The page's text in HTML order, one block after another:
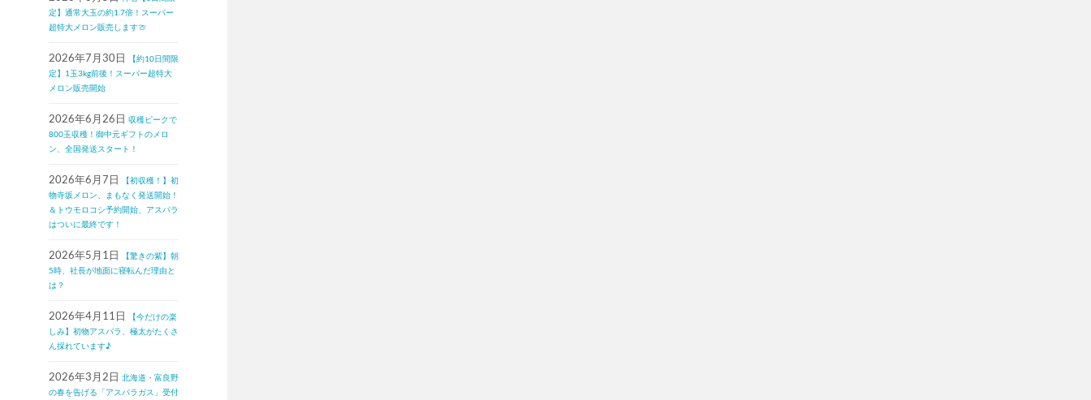
定】通常大玉の約1.7倍！スーパー
超特大メロン販売します🍈
2026年7月30日
【約10日間限
定】1玉3kg前後！スーパー超特大
メロン販売開始
2026年6月26日 収穫ピークで
800玉収穫！御中元ギフトのメロ
ン、全国発送スタート！
2026年6月7日
【初収穫！】初
物寺坂メロン、まもなく発送開始！
＆トウモロコシ予約開始、アスパラ
はついに最終です！
2026年5月1日
【驚きの紫】朝
5時、社長が地面に寝転んだ理由と
は？
2026年4月11日
【今だけの楽
しみ】初物アスパラ、極太がたくさ
ん採れています♪
2026年3月2日 北海道・富良野
の春を告げる「アスパラガス」受付